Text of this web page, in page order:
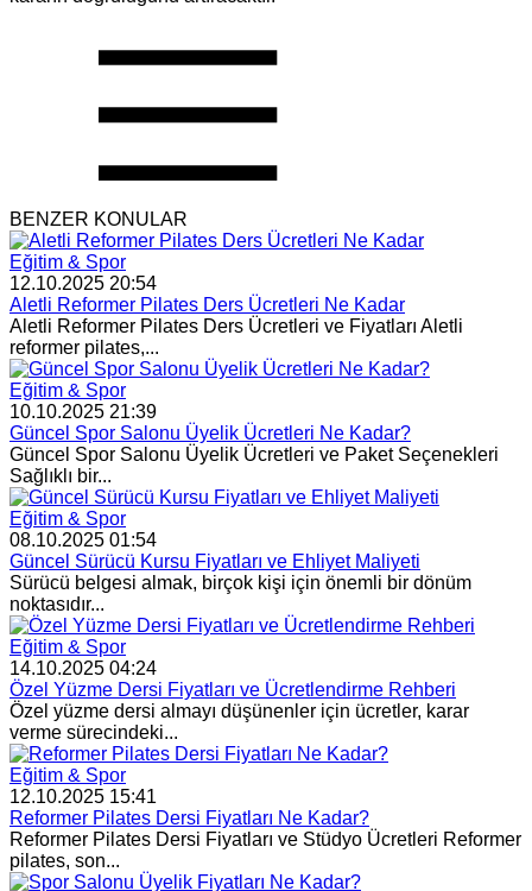
BENZER KONULAR
Eğitim & Spor
12.10.2025 20:54
Aletli Reformer Pilates Ders Ücretleri Ne Kadar
Aletli Reformer Pilates Ders Ücretleri ve Fiyatları Aletli
reformer pilates,...
Eğitim & Spor
10.10.2025 21:39
Güncel Spor Salonu Üyelik Ücretleri Ne Kadar?
Güncel Spor Salonu Üyelik Ücretleri ve Paket Seçenekleri
Sağlıklı bir...
Eğitim & Spor
08.10.2025 01:54
Güncel Sürücü Kursu Fiyatları ve Ehliyet Maliyeti
Sürücü belgesi almak, birçok kişi için önemli bir dönüm
noktasıdır...
Eğitim & Spor
14.10.2025 04:24
Özel Yüzme Dersi Fiyatları ve Ücretlendirme Rehberi
Özel yüzme dersi almayı düşünenler için ücretler, karar
verme sürecindeki...
Eğitim & Spor
12.10.2025 15:41
Reformer Pilates Dersi Fiyatları Ne Kadar?
Reformer Pilates Dersi Fiyatları ve Stüdyo Ücretleri Reformer
pilates, son...